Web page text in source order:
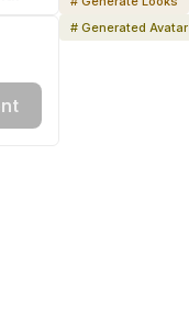
# Generated Avatar